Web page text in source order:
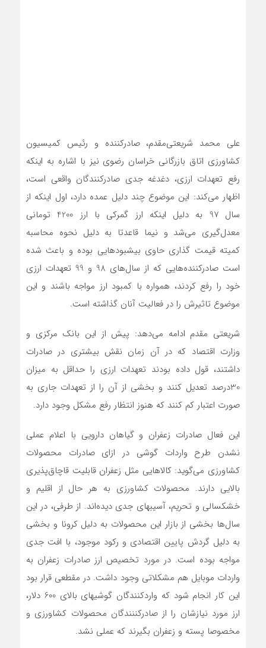
علی محمد شریعتی‌مقدم، صادرکننده و رئیس کمیسیون
کشاورزی اتاق بازرگانی خراسان رضوی نیز با اشاره به اینکه
رفع تعهدات ارزی، دغدغه جدی صادرکنندگان واقعی است،
اظهار می‌کند: این موضوع چند دلیل عمده دارد، اول اینکه از
سال 97 به دلیل اینکه ارز گمرکی با ارز 4200 تومانی
معدل‌گیری می‌شد و نیما قاعدتا به دلیل نحوه محاسبه
کمیته قیمت گذاری حاوی بیشبودهایی بوده و باعث شده
است صادرکننده‌هایی که از سال‌های 98 و 99 تعهدات ارزی
خود را رفع کردند، همواره با کمبود ارز مواجه باشند و این
موضوع تاثیرش را در فعالیت آنان گذاشته است.
شریعتی مقدم ادامه می‌دهد: پیش از این بانک مرکزی و
وزارت اقتصاد که در آن زمان نقش بیشتری در صادرات
داشتند، قول داده بودند تعهدات ارزی را حداقل به میزان
30‌درصد تعدیل کنند و بخشی از آن را از تعهدات جاری به
صورت اعتبار کم کنند که هنوز انتظار رفع مشکل وجود دارد.
این فعال صادرات زعفران و گیاهان دارویی با اعلام عملی
نشدن طرح واردات گوشی در ازای صادرات محصولات
کشاورزی می‌گوید: کالاهایی مثل زعفران قابلیت قاچاق‌پذیری
بالایی دارند. محصولات کشاورزی به هر حال از اقلیم و
خشکسالی و تحریم، آسیبهای جدی دیده‌اند. از طرفی، در این
سال‌ها بخشی از بازار این محصولات به دلیل کرونا و بخشی
به دلیل گردش پایین اقتصادی و رکود موجود، با افت جدی
مواجه بوده است. در مورد تخصیص ارز صادرات زعفران به
واردات موبایل هم مشکلاتی وجود داشت. در مقطعی قرار بود
این کار انجام شود که واردکنندگان گوشیهای بالای 600 دلار،
ارز مورد نیازشان را از صادرکننندگان محصولات کشاورزی و
مخصوصا پسته و زعفران بگیرند که عملی نشد.